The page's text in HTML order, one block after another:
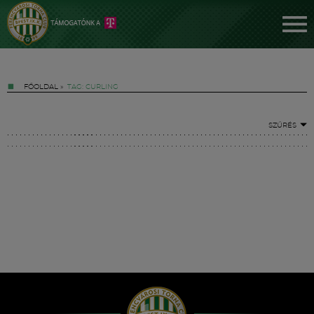
FŐOLDAL » TAG: CURLING
SZŰRÉS
Hírek